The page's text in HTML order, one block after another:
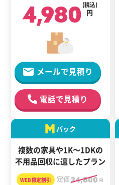
4,980 円
(税込)
メールで見積り
電話で見積り
M パック
複数の家具や1K～1DKの
不用品回収に適したプラン
定価34,800 円